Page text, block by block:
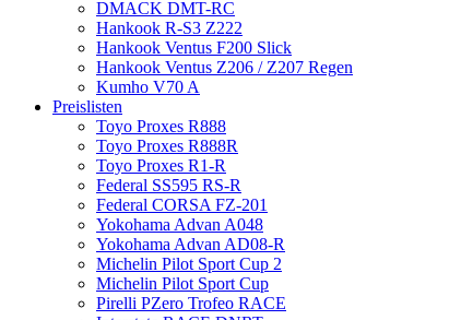
DMACK DMT-RC
Hankook R-S3 Z222
Hankook Ventus F200 Slick
Hankook Ventus Z206 / Z207 Regen
Kumho V70 A
Preislisten
Toyo Proxes R888
Toyo Proxes R888R
Toyo Proxes R1-R
Federal SS595 RS-R
Federal CORSA FZ-201
Yokohama Advan A048
Yokohama Advan AD08-R
Michelin Pilot Sport Cup 2
Michelin Pilot Sport Cup
Pirelli PZero Trofeo RACE